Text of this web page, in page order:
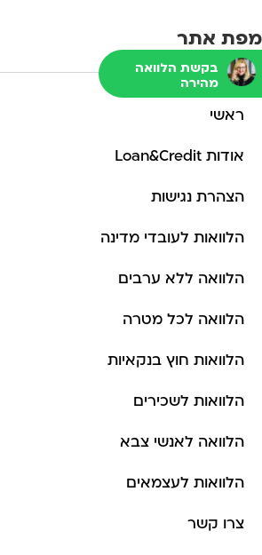
מפת אתר
ראשי
אודות Loan&Credit
הצהרת נגישות
הלוואות לעובדי מדינה
הלוואה ללא ערבים
הלוואה לכל מטרה
הלוואות חוץ בנקאיות
הלוואות לשכירים
הלוואה לאנשי צבא
הלוואות לעצמאים
צרו קשר
בקשת הלוואה
מהירה